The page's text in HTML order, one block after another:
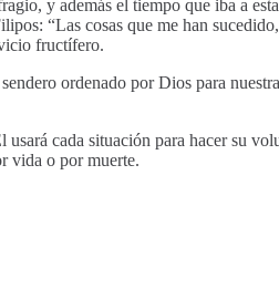
y además el tiempo que iba a
“Las cosas que me han
fructífero.
ordenado por Dios para
cada situación para hacer su
vida o por muerte.